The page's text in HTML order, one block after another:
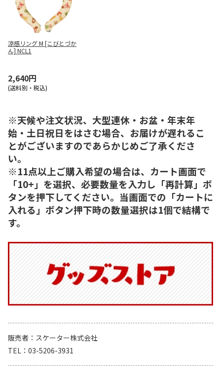
涼感リング M [こびとづか
ん] NCL1
2,640円
(送料別・税込)
※天候や注文状況、大型連休・お盆・年末年
始・土日祝日をはさむ場合、お届けが遅れるこ
とがございますのであらかじめご了承くださ
い。
※11点以上ご購入希望の場合は、カート画面で
「10+」を選択、必要数量を入力し「再計算」ボ
タンを押下してください。当画面での「カートに
入れる」ボタン押下時の数量選択は1個で結構で
す。
販売者
スケーター株式会社
TEL
03-5206-3931